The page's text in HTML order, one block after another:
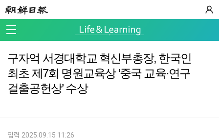
구자억 서경대학교 혁신부총장, 한국인
최초 제7회 명원교육상 ‘중국 교육·연구
걸출공헌상’ 수상
입력 2025.09.15 11:26